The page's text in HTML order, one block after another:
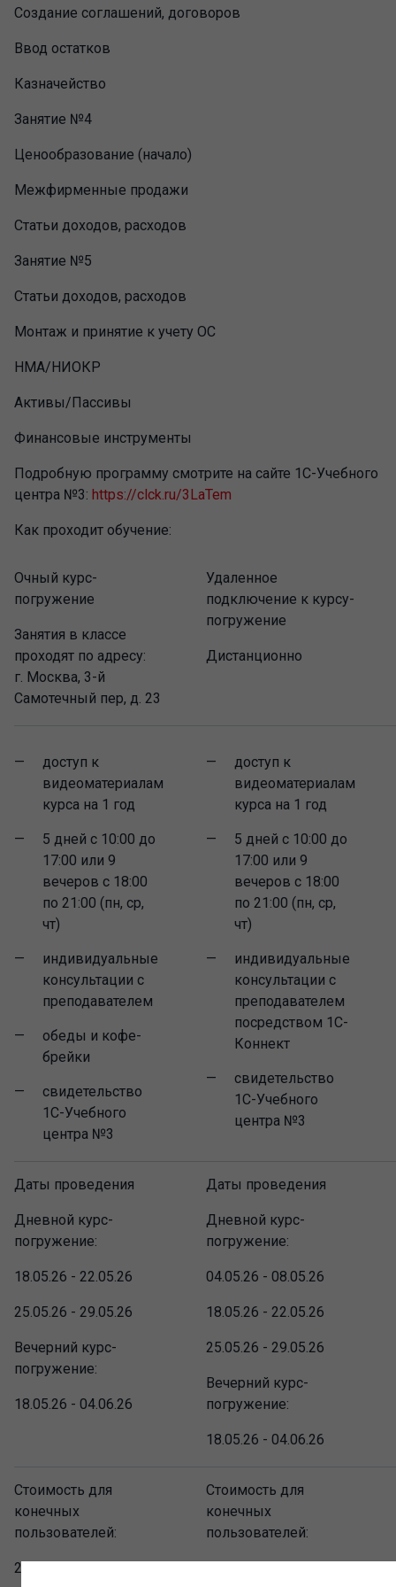
Создание соглашений, договоров
Ввод остатков
Казначейство
Занятие №4
Ценообразование (начало)
Межфирменные продажи
Статьи доходов, расходов
Занятие №5
Статьи доходов, расходов
Монтаж и принятие к учету ОС
НМА/НИОКР
Активы/Пассивы
Финансовые инструменты
Подробную программу смотрите на сайте 1С-Учебного
центра №3: https://clck.ru/3LaTem
Как проходит обучение:
Очный курс-
погружение
Занятия в классе
проходят по адресу:
г. Москва, 3-й
Самотечный пер, д. 23
Удаленное
подключение к курсу-
погружение
Дистанционно
доступ к
видеоматериалам
курса на 1 год
5 дней с 10:00 до
17:00 или 9
вечеров с 18:00
по 21:00 (пн, ср,
чт)
индивидуальные
консультации с
преподавателем
обеды и кофе-
брейки
свидетельство
1С-Учебного
центра №3
доступ к
видеоматериалам
курса на 1 год
5 дней с 10:00 до
17:00 или 9
вечеров с 18:00
по 21:00 (пн, ср,
чт)
индивидуальные
консультации с
преподавателем
посредством 1С-
Коннект
свидетельство
1С-Учебного
центра №3
Даты проведения
Дневной курс-
погружение:
18.05.26 - 22.05.26
25.05.26 - 29.05.26
Вечерний курс-
погружение:
18.05.26 - 04.06.26
Даты проведения
Дневной курс-
погружение:
04.05.26 - 08.05.26
18.05.26 - 22.05.26
25.05.26 - 29.05.26
Вечерний курс-
погружение:
18.05.26 - 04.06.26
Стоимость для
конечных
пользователей:
20 790 руб.
Стоимость для
конечных
пользователей: